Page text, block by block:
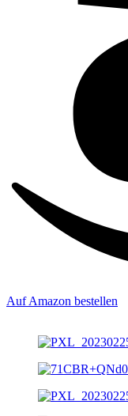
Auf Amazon bestellen